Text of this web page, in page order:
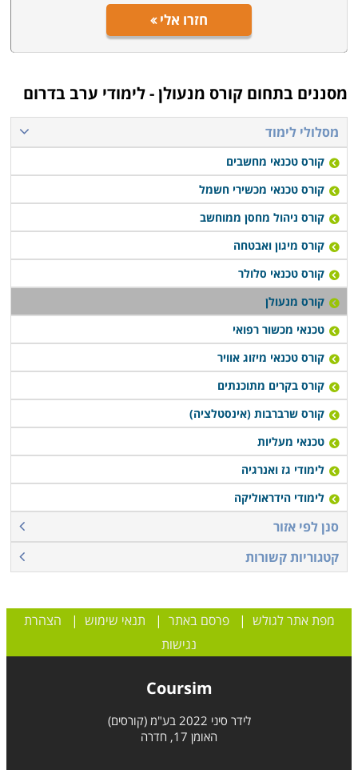
חזרו אלי
מסננים בתחום קורס מנעולן - לימודי ערב בדרום
מסלולי לימוד
קורס טכנאי מחשבים
קורס טכנאי מכשירי חשמל
קורס ניהול מחסן ממוחשב
קורס מיגון ואבטחה
קורס טכנאי סלולר
קורס מנעולן
טכנאי מכשור רפואי
קורס טכנאי מיזוג אוויר
קורס בקרים מתוכנתים
קורס שרברבות (אינסטלציה)
טכנאי מעליות
לימודי גז ואנרגיה
לימודי הידראוליקה
סנן לפי אזור
קטגוריות קשורות
מפת אתר לגולש |פרסם באתר | תנאי שימוש | הצהרת
נגישות
Coursim
לידר סיני 2022 בע"מ (קורסים)
האומן 17, חדרה